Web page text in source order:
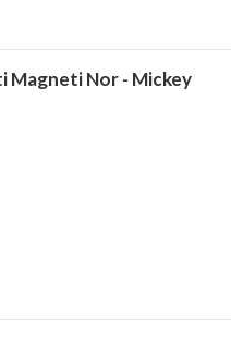
Nor - Mickey